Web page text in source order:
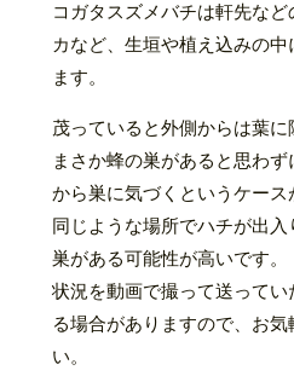
コガタスズメバチは軒先な
カなど、生垣や植え込みの
ます。
茂っていると外側からは葉に
まさか蜂の巣があると思わ
から巣に気づくというケース
同じような場所でハチが出入
巣がある可能性が高いです。
状況を動画で撮って送ってい
る場合がありますので、お
い。